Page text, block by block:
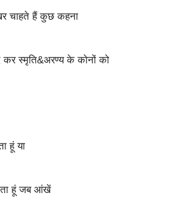
चाहते हैं कुछ कहना
स्मृति&अरण्य के कोनों को
हूं या
हूं जब आंखें